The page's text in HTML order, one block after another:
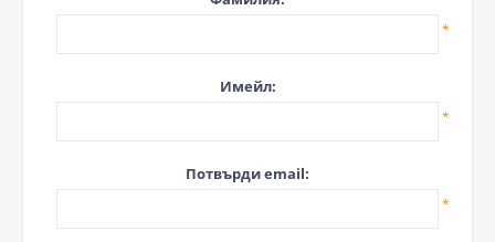
*
Имейл:
*
Потвърди email:
*